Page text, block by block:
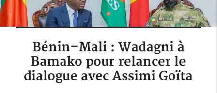
Bénin–Mali : Wadagni à
Bamako pour relancer le
dialogue avec Assimi Goïta